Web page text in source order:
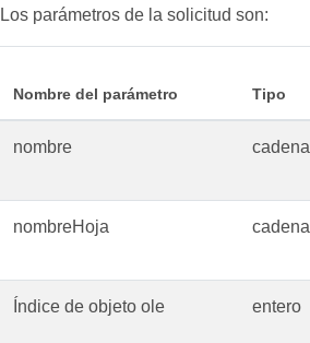
Los parámetros de la solicitud son:
Nombre del parámetro Tipo
nombre cadena
nombreHoja cadena
Índice de objeto ole entero